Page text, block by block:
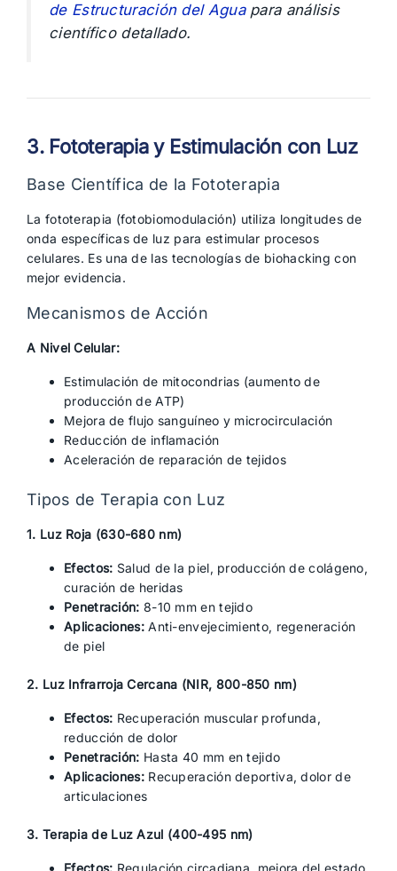
de Estructuración del Aguapara análisis
científico detallado.
3. Fototerapia y Estimulación con Luz
Base Científica de la Fototerapia
La fototerapia (fotobiomodulación) utiliza longitudes de
onda específicas de luz para estimular procesos
celulares. Es una de las tecnologías de biohacking con
mejor evidencia.
Mecanismos de Acción
A Nivel Celular:
Estimulación de mitocondrias (aumento de
producción de ATP)
Mejora de flujo sanguíneo y microcirculación
Reducción de inflamación
Aceleración de reparación de tejidos
Tipos de Terapia con Luz
1. Luz Roja (630-680 nm)
Efectos: Salud de la piel, producción de colágeno,
curación de heridas
Penetración: 8-10 mm en tejido
Aplicaciones:Anti-envejecimiento, regeneración
de piel
2. Luz Infrarroja Cercana (NIR, 800-850 nm)
Efectos: Recuperación muscular profunda,
reducción de dolor
Penetración: Hasta 40 mm en tejido
Aplicaciones:Recuperación deportiva, dolor de
articulaciones
3. Terapia de Luz Azul (400-495 nm)